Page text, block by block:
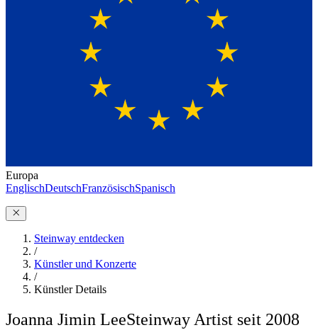
Europa
EnglischDeutschFranzösischSpanisch
Steinway entdecken
/
Künstler und Konzerte
/
Künstler Details
Joanna Jimin LeeSteinway Artist seit 2008